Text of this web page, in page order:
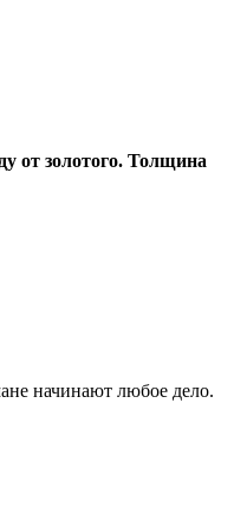
от золотого. Толщина
начинают любое дело.